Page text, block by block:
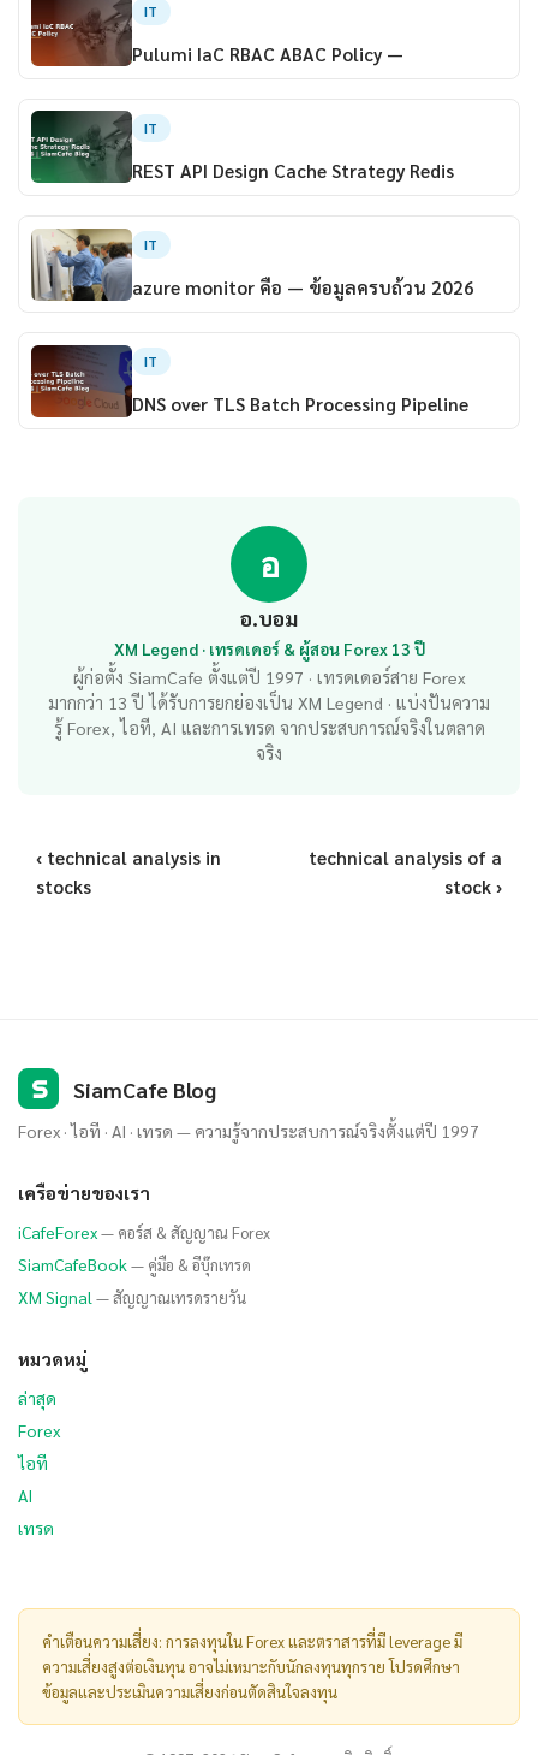
IT
Pulumi IaC RBAC ABAC Policy —
IT
REST API Design Cache Strategy Redis
IT
azure monitor คือ — ข้อมูลครบถ้วน 2026
IT
DNS over TLS Batch Processing Pipeline
อ
อ.บอม
XM Legend · เทรดเดอร์ & ผู้สอน Forex 13 ปี
ผู้ก่อตั้ง SiamCafe ตั้งแต่ปี 1997 · เทรดเดอร์สาย Forex
มากกว่า 13 ปี ได้รับการยกย่องเป็น XM Legend · แบ่งปันความ
รู้ Forex, ไอที, AI และการเทรด จากประสบการณ์จริงในตลาด
จริง
‹ technical analysis in
stocks
technical analysis of a
stock ›
S SiamCafe Blog
Forex · ไอที · AI · เทรด — ความรู้จากประสบการณ์จริงตั้งแต่ปี 1997
เครือข่ายของเรา
iCafeForex— คอร์ส & สัญญาณ Forex
SiamCafeBook— คู่มือ & อีบุ๊กเทรด
XM Signal — สัญญาณเทรดรายวัน
หมวดหมู่
ล่าสุด
Forex
ไอที
AI
เทรด
คำเตือนความเสี่ยง: การลงทุนใน Forex และตราสารที่มี leverage มี
ความเสี่ยงสูงต่อเงินทุน อาจไม่เหมาะกับนักลงทุนทุกราย โปรดศึกษา
ข้อมูลและประเมินความเสี่ยงก่อนตัดสินใจลงทุน